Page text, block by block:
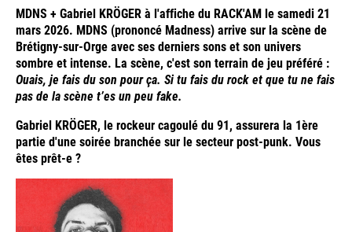
MDNS + Gabriel KRÖGER à l'affiche du RACK'AM le samedi 21
mars 2026. MDNS (prononcé Madness) arrive sur la scène de
Brétigny-sur-Orge avec ses derniers sons et son univers
sombre et intense. La scène, c'est son terrain de jeu préféré :
Ouais, je fais du son pour ça. Si tu fais du rock et que tu ne fais
pas de la scène t’es un peu fake.
Gabriel KRÖGER, le rockeur cagoulé du 91, assurera la 1ère
partie d'une soirée branchée sur le secteur post-punk. Vous
êtes prêt-e ?